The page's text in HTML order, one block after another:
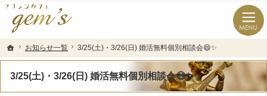
ホーム
お知らせ一覧 3/25(土)・3/26(日) 婚活無料個別相談会😄✨
3/25(土)・3/26(日) 婚活無料個別相談会😄✨
長崎県の婚活なら結婚相談所のマリッジカフェgem’ｓ（ジェムズ）
長崎県長崎市の結婚相談所マリッジカフェgem's(ジェムズ)
ホーム
お知らせ一覧 3/25(土)・3/26(日) 婚活無料個別相談会😄✨